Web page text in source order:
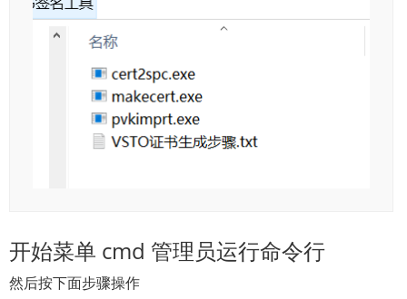
开始菜单 cmd 管理员运行命令行
然后按下面步骤操作